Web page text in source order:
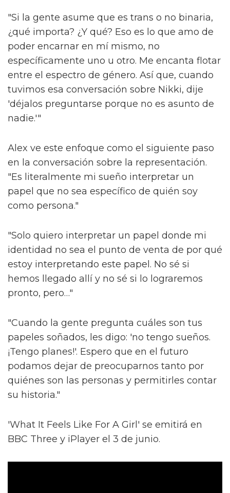
"Si la gente asume que es trans o no binaria,
¿qué importa? ¿Y qué? Eso es lo que amo de
poder encarnar en mí mismo, no
específicamente uno u otro. Me encanta flotar
entre el espectro de género. Así que, cuando
tuvimos esa conversación sobre Nikki, dije
'déjalos preguntarse porque no es asunto de
nadie.'"
Alex ve este enfoque como el siguiente paso
en la conversación sobre la representación.
"Es literalmente mi sueño interpretar un
papel que no sea específico de quién soy
como persona."
"Solo quiero interpretar un papel donde mi
identidad no sea el punto de venta de por qué
estoy interpretando este papel. No sé si
hemos llegado allí y no sé si lo lograremos
pronto, pero…"
"Cuando la gente pregunta cuáles son tus
papeles soñados, les digo: 'no tengo sueños.
¡Tengo planes!'. Espero que en el futuro
podamos dejar de preocuparnos tanto por
quiénes son las personas y permitirles contar
su historia."
'What It Feels Like For A Girl' se emitirá en
BBC Three y iPlayer el 3 de junio.